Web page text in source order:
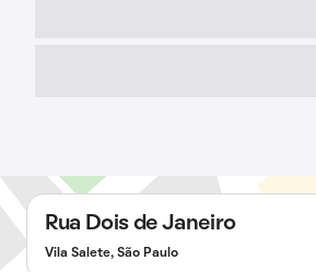
Rua Dois de Janeiro
Vila Salete, São Paulo